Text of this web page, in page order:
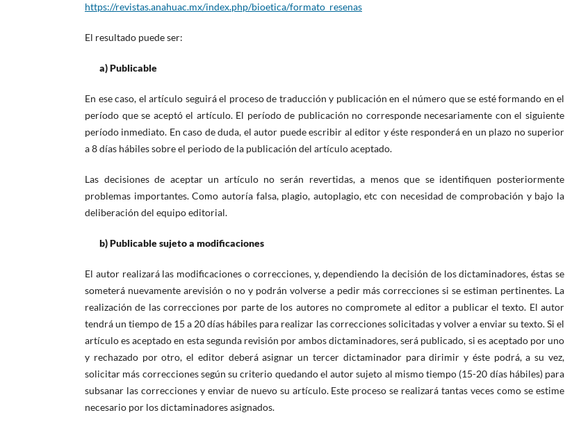
https://revistas.anahuac.mx/index.php/bioetica/formato_resenas
El resultado puede ser:
a) Publicable
En ese caso, el artículo seguirá el proceso de traducción y publicación en el número que se esté formando en el
período que se aceptó el artículo. El período de publicación no corresponde necesariamente con el siguiente
período inmediato. En caso de duda, el autor puede escribir al editor y éste responderá en un plazo no superior
a 8 días hábiles sobre el periodo de la publicación del artículo aceptado.
Las decisiones de aceptar un artículo no serán revertidas, a menos que se identifiquen posteriormente
problemas importantes. Como autoría falsa, plagio, autoplagio, etc con necesidad de comprobación y bajo la
deliberación del equipo editorial.
b) Publicable sujeto a modificaciones
El autor realizará las modificaciones o correcciones, y, dependiendo la decisión de los dictaminadores, éstas se
someterá nuevamente arevisión o no y podrán volverse a pedir más correcciones si se estiman pertinentes. La
realización de las correcciones por parte de los autores no compromete al editor a publicar el texto. El autor
tendrá un tiempo de 15 a 20 días hábiles para realizar las correcciones solicitadas y volver a enviar su texto. Si el
artículo es aceptado en esta segunda revisión por ambos dictaminadores, será publicado, si es aceptado por uno
y rechazado por otro, el editor deberá asignar un tercer dictaminador para dirimir y éste podrá, a su vez,
solicitar más correcciones según su criterio quedando el autor sujeto al mismo tiempo (15-20 días hábiles) para
subsanar las correcciones y enviar de nuevo su artículo. Este proceso se realizará tantas veces como se estime
necesario por los dictaminadores asignados.